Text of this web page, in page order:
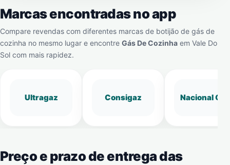
Marcas encontradas no app
Compare revendas com diferentes marcas de botijão de gás de
cozinha no mesmo lugar e encontre Gás De Cozinha em Vale Do
Sol com mais rapidez.
Ultragaz Consigaz Nacional Gás
Preço e prazo de entrega das